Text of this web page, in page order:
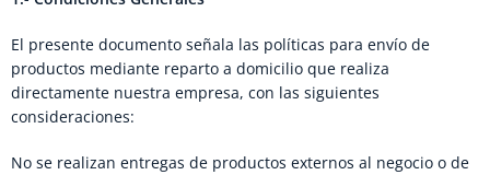
El presente documento señala las políticas para envío de
productos mediante reparto a domicilio que realiza
directamente nuestra empresa, con las siguientes
consideraciones:
No se realizan entregas de productos externos al negocio o de